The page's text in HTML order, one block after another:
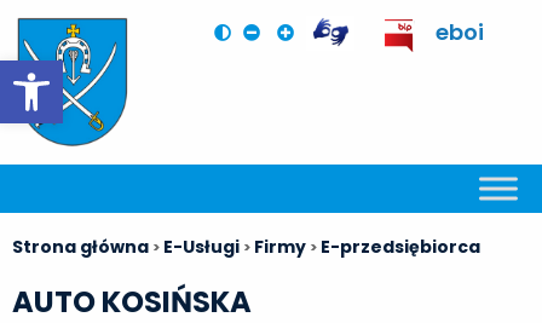
Otwórz pasek narzędzi
eboi
Strona główna > E-Usługi > Firmy > E-przedsiębiorca
AUTO KOSIŃSKA